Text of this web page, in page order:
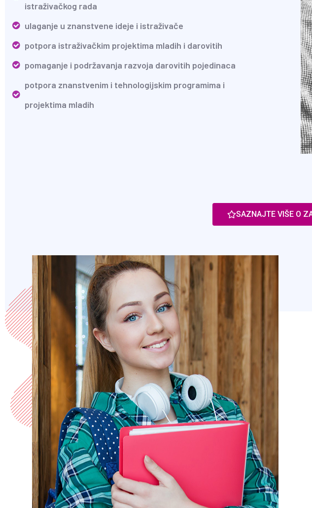
istraživačkog rada
ulaganje u znanstvene ideje i istraživače
potpora istraživačkim projektima mladih i darovitih
pomaganje i podržavanja razvoja darovitih pojedinaca
potpora znanstvenim i tehnologijskim programima i
projektima mladih
SAZNAJTE VIŠE O